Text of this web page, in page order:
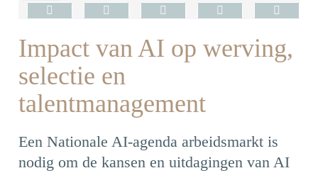
Impact van AI op werving,
selectie en
talentmanagement
Een Nationale AI-agenda arbeidsmarkt is
nodig om de kansen en uitdagingen van AI